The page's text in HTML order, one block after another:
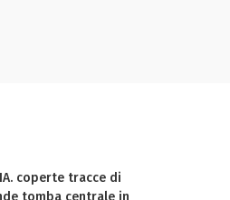
coperte tracce di
tomba centrale in